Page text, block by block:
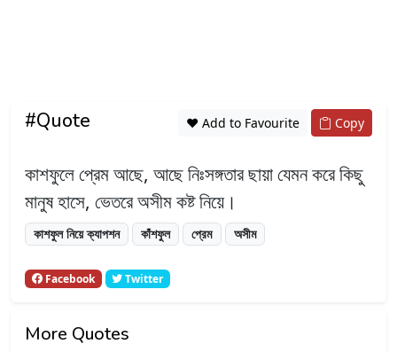
#Quote ❤️ Add to Favourite Copy
কাশফুলে প্রেম আছে, আছে নিঃসঙ্গতার ছায়া যেমন করে কিছু
মানুষ হাসে, ভেতরে অসীম কষ্ট নিয়ে।
কাশফুল নিয়ে ক্যাপশন কাঁশফুল প্রেম অসীম
Facebook Twitter
More Quotes